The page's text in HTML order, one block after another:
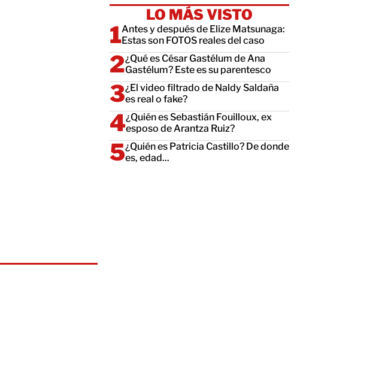
LO MÁS VISTO
Antes y después de Elize Matsunaga:
Estas son FOTOS reales del caso
¿Qué es César Gastélum de Ana
Gastélum? Este es su parentesco
¿El video filtrado de Naldy Saldaña
es real o fake?
¿Quién es Sebastián Fouilloux, ex
esposo de Arantza Ruiz?
¿Quién es Patricia Castillo? De donde
es, edad...